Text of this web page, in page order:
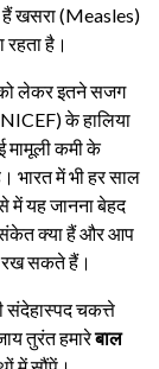
हैं खसरा (Measles)
रहता है।
लेकर इतने सजग
के हालिया
मामूली कमी के
भारत में भी हर साल
में यह जानना बेहद
संकेत क्या हैं और आप
रख सकते हैं।
संदेहास्पद चकत्ते
तुरंत हमारेबाल